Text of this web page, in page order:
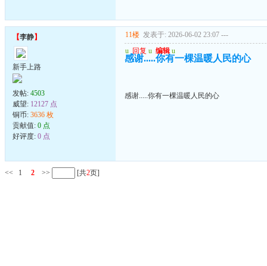
【李静】
新手上路
发帖: 4503
威望: 12127 点
铜币: 3636 枚
贡献值: 0 点
好评度: 0 点
11楼 发表于: 2026-06-02 23:07 ---
u 回复 u 编辑 u
感谢.....你有一棵温暖人民的心
感谢.....你有一棵温暖人民的心
<< 1 2 >> [共2页]